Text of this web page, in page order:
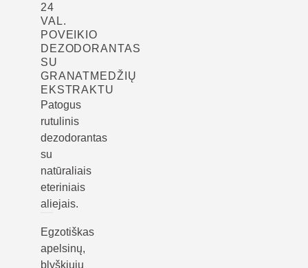
24
VAL.
POVEIKIO
DEZODORANTAS
SU
GRANATMEDŽIŲ
EKSTRAKTU
Patogus
rutulinis
dezodorantas
su
natūraliais
eteriniais
aliejais.
Egzotiškas
apelsinų,
blyškiųjų